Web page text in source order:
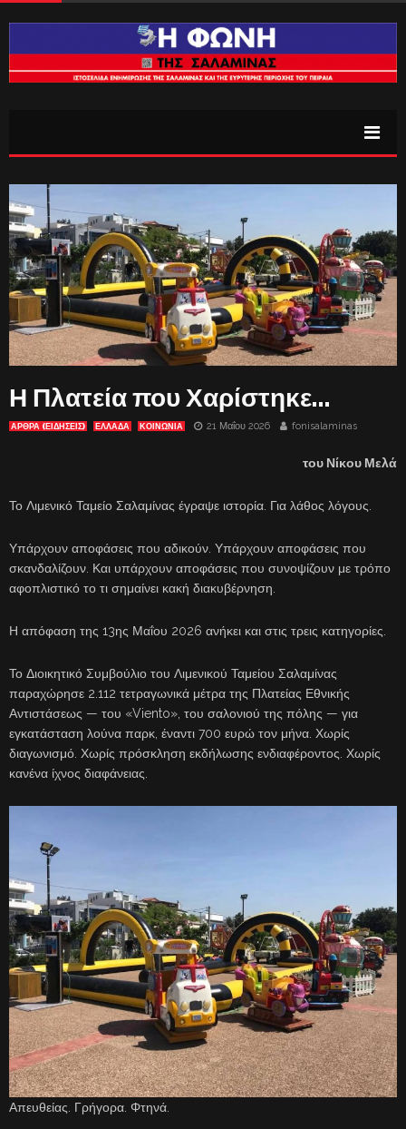
Η Πλατεία που Χαρίστηκε…
ΑΡΘΡΑ (ΕΙΔΗΣΕΙΣ) ΕΛΛΑΔΑ ΚΟΙΝΩΝΙΑ 21 Μαΐου 2026 fonisalaminas
του Νίκου Μελά
Το Λιμενικό Ταμείο Σαλαμίνας έγραψε ιστορία. Για λάθος λόγους.
Υπάρχουν αποφάσεις που αδικούν. Υπάρχουν αποφάσεις που
σκανδαλίζουν. Και υπάρχουν αποφάσεις που συνοψίζουν με τρόπο
αφοπλιστικό το τι σημαίνει κακή διακυβέρνηση.
Η απόφαση της 13ης Μαΐου 2026 ανήκει και στις τρεις κατηγορίες.
Το Διοικητικό Συμβούλιο του Λιμενικού Ταμείου Σαλαμίνας
παραχώρησε 2.112 τετραγωνικά μέτρα της Πλατείας Εθνικής
Αντιστάσεως — του «Viento», του σαλονιού της πόλης — για
εγκατάσταση λούνα παρκ, έναντι 700 ευρώ τον μήνα. Χωρίς
διαγωνισμό. Χωρίς πρόσκληση εκδήλωσης ενδιαφέροντος. Χωρίς
κανένα ίχνος διαφάνειας.
Απευθείας. Γρήγορα. Φτηνά.